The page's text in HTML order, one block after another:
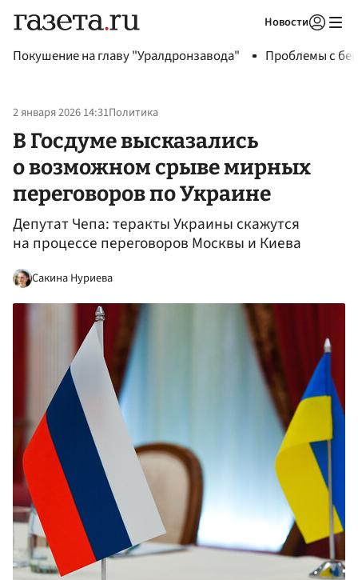
Новости
Покушение на главу "Уралдронзавода" Проблемы с
2 января 2026 14:31Политика
В Госдуме высказались
о возможном срыве мирных
переговоров по Украине
Депутат Чепа: теракты Украины скажутся
на процессе переговоров Москвы и Киева
Сакина Нуриева